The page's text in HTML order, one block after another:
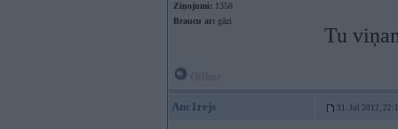
Ziņojumi: 1358
Braucu ar: gāzi
Tu
Anc1rejs 31. Jul 2012,